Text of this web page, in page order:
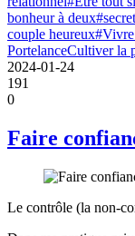
bonheur à deux
couple heureux
PortelanceCultiver la
2024-01-24
191
0
Faire
Le contrôle (la non-